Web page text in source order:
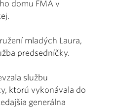
domu FMA v
mladých Laura,
predsedníčky.
službu
ktorú vykonávala do
generálna